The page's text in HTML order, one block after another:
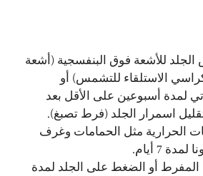
للأشعة فوق البنفسجية (أشعة
الاستلقاء للتشمس) أو
لمدة أسبوعين على الأقل بعد
اسمرار الجلد (فرط تصبغ).
الحرارية مثل الحمامات وغرف
7 أيام.
أو الضغط على الجلد لمدة